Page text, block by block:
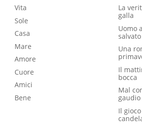
Vita
Sole
Casa
Mare
Amore
Cuore
Amici
Bene
La
galla
Uomo
salvato
Una
Il
bocca
Mal
gaudio
Il